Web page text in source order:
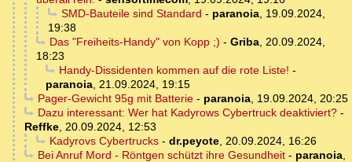
SMD-Bauteile sind Standard - paranoia, 19.09.2024,
19:38
Das "Freiheits-Handy" von Kopp ;) - Griba, 20.09.2024,
18:23
Handy-Dissidenten kommen auf die rote Liste! -
paranoia, 21.09.2024, 19:15
Pager-Gewicht 95g mit Batterie- paranoia, 19.09.2024, 20:25
Dazu interessant: Wer hat Kadyrows Cybertruck deaktiviert?-
Reffke, 20.09.2024, 12:53
Kadyrovs Cybertrucks- dr.peyote, 20.09.2024, 16:26
Bei Anruf Mord - Röntgen schützt ihre Gesundheit- paranoia,